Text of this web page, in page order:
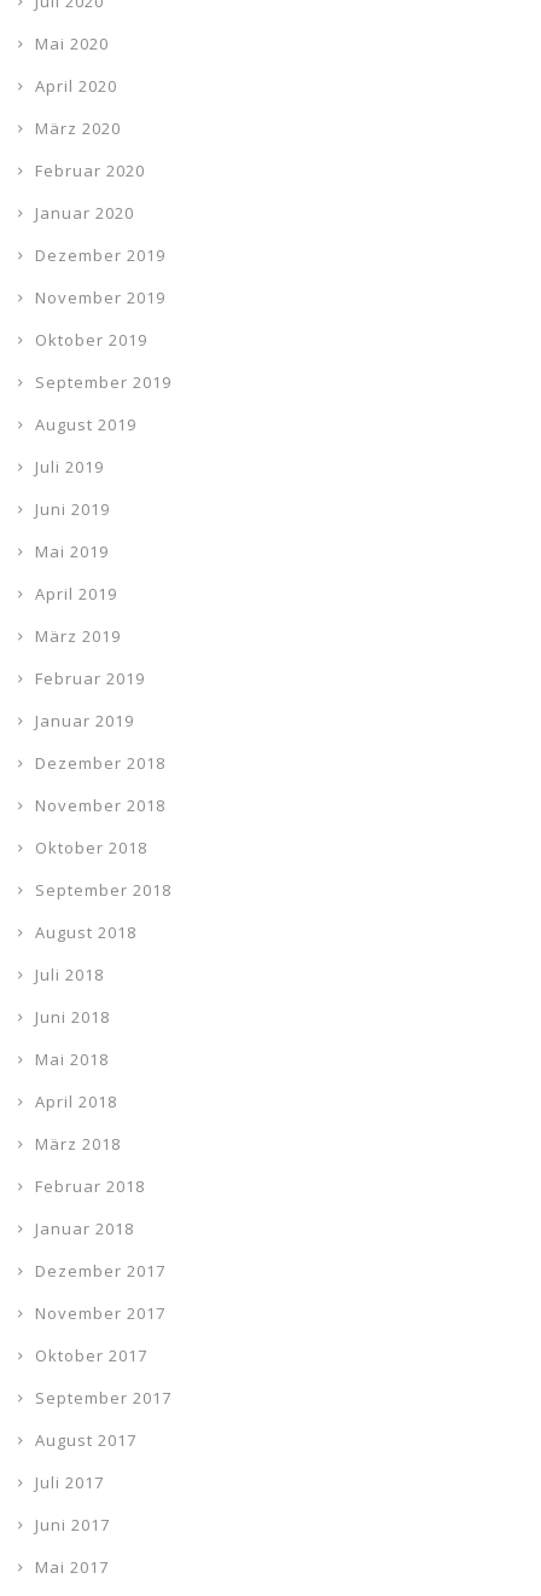
Mai 2020
April 2020
März 2020
Februar 2020
Januar 2020
Dezember 2019
November 2019
Oktober 2019
September 2019
August 2019
Juli 2019
Juni 2019
Mai 2019
April 2019
März 2019
Februar 2019
Januar 2019
Dezember 2018
November 2018
Oktober 2018
September 2018
August 2018
Juli 2018
Juni 2018
Mai 2018
April 2018
März 2018
Februar 2018
Januar 2018
Dezember 2017
November 2017
Oktober 2017
September 2017
August 2017
Juli 2017
Juni 2017
Mai 2017